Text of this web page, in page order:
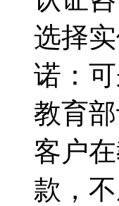
选择
诺：
教育
客户
款，